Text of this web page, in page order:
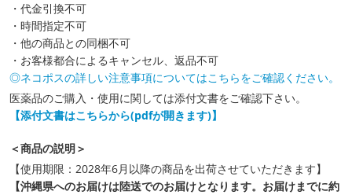
・代金引換不可
・時間指定不可
・他の商品との同梱不可
・お客様都合によるキャンセル、返品不可
◎ネコポスの詳しい注意事項についてはこちらをご確認ください。
医薬品のご購入・使用に関しては添付文書をご確認下さい。
【添付文書はこちらから(pdfが開きます)】
＜商品の説明＞
【使用期限：2028年6月以降の商品を出荷させていただきます】
【沖縄県へのお届けは陸送でのお届けとなります。お届けまでに約